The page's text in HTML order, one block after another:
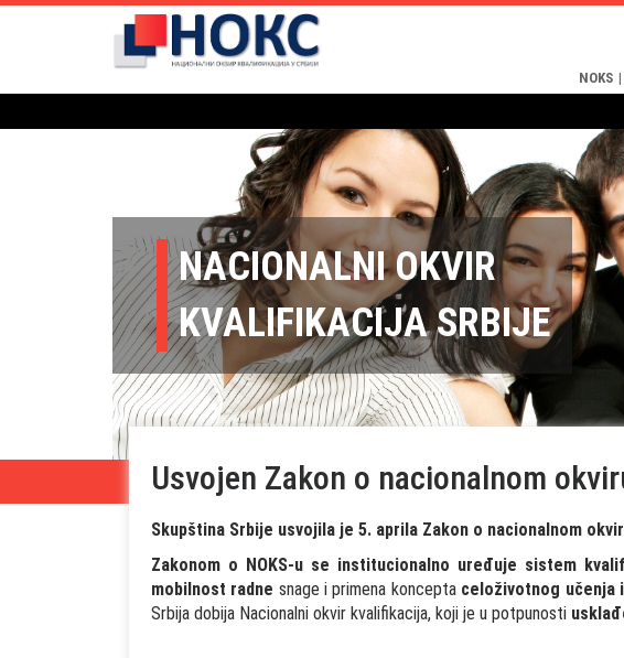
NOKS |
NACIONALNI OKVIR
KVALIFIKACIJA SRBIJE
Usvojen Zakon o nacionalnom
Skupština Srbije usvojila je 5. aprila Zakon o nacionalnom
Zakonom o NOKS-u se institucionalno uređuje sistem
mobilnost radne snage i primena koncepta celoživotnog učenja i
Srbija dobija Nacionalni okvir kvalifikacija, koji je u potpunosti